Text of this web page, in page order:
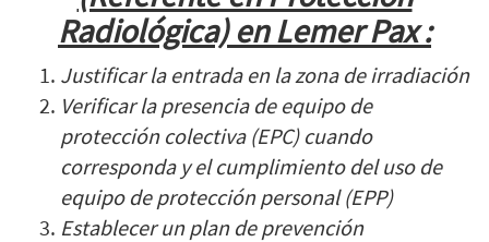
Radiológica) en Lemer Pax :
Justificar la entrada en la zona de irradiación
Verificar la presencia de equipo de
protección colectiva (EPC) cuando
corresponda y el cumplimiento del uso de
equipo de protección personal (EPP)
Establecer un plan de prevención